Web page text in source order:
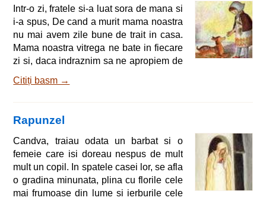
asta de fiară în casă, pe toţi v-ar înghiţi
şi n-ar mai rămâne nici măcar un oscior
din voi
Intr-o zi, fratele si-a luat sora de mana si
i-a spus, De cand a murit mama noastra
nu mai avem zile bune de trait in casa.
Mama noastra vitrega ne bate in fiecare
zi si, daca indraznim sa ne apropiem de
Nu avem nimic de mancare decat
bine decat noi, reusind, din cand in
cand, sa fure cate o bucatica buna de
carne din bucatarie. Daca ar sti buna
noastra mama cum am ajuns sa traim,
Citiți basm →
Rapunzel
Candva, traiau odata un barbat si o
femeie care isi doreau nespus de mult
mult un copil. In spatele casei lor, se afla
o gradina minunata, plina cu florile cele
mai frumoase din lume si ierburile cele